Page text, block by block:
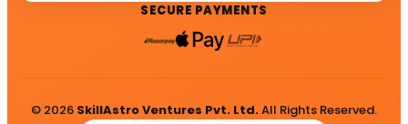
SECURE PAYMENTS
© 2026 SkillAstro Ventures Pvt. Ltd.All Rights Reserved.